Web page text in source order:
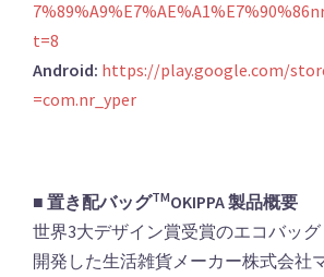
t=8
Android: https://play.google.com/
=com.nr_yper
■ 置き配バッグTMOKIPPA 製品概要
世界3大デザイン賞受賞のエコバッ
開発した生活雑貨メーカー株式会社